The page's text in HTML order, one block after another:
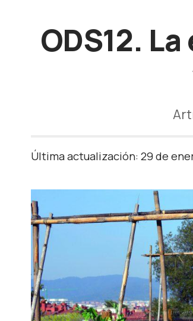
ODS12.
Última actualización: 29 de